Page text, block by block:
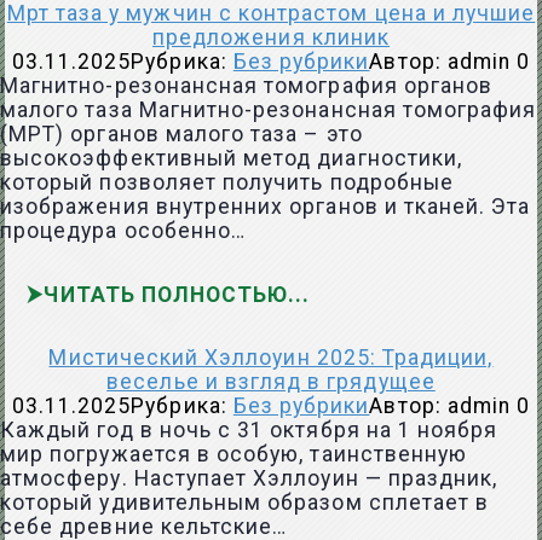
Мрт таза у мужчин с контрастом цена и лучшие
предложения клиник
03.11.2025Рубрика: Без рубрикиАвтор: admin 0
Магнитно-резонансная томография органов
малого таза Магнитно-резонансная томография
(МРТ) органов малого таза – это
высокоэффективный метод диагностики,
который позволяет получить подробные
изображения внутренних органов и тканей. Эта
процедура особенно…
ЧИТАТЬ ПОЛНОСТЬЮ
Мистический Хэллоуин 2025: Традиции,
веселье и взгляд в грядущее
03.11.2025Рубрика: Без рубрикиАвтор: admin 0
Каждый год в ночь с 31 октября на 1 ноября
мир погружается в особую, таинственную
атмосферу. Наступает Хэллоуин — праздник,
который удивительным образом сплетает в
себе древние кельтские…